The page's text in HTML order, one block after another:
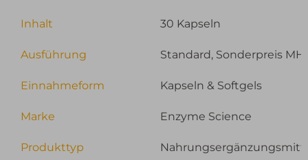
Inhalt 30 Kapseln
Ausführung Standard, Sonderpreis
Einnahmeform Kapseln & Softgels
Marke Enzyme Science
Produkttyp